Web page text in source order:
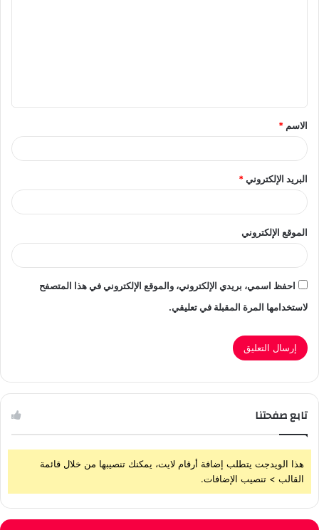
ق
*
الاسم *
البريد الإلكتروني*
الموقع الإلكتروني
احفظ اسمي، بريدي الإلكتروني، والموقع الإلكتروني في هذا المتصفح
لاستخدامها المرة المقبلة في تعليقي.
تابع صفحتنا
هذا الويدجت يتطلب إضافة أرقام لايت، يمكنك تنصيبها من خلال قائمة
القالب > تنصيب الإضافات.